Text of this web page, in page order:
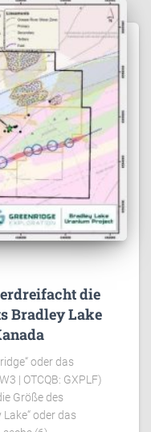
die
Bradley Lake
oder das
| OTCQB: GXPLF)
Größe des
oder das